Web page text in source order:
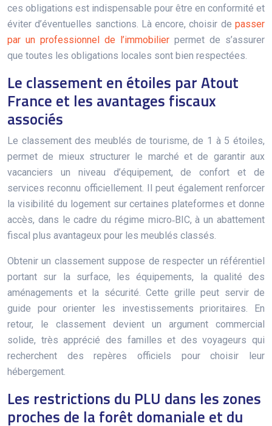
ces obligations est indispensable pour être en conformité et
éviter d’éventuelles sanctions. Là encore, choisir de passer
par un professionnel de l’immobilier permet de s’assurer
que toutes les obligations locales sont bien respectées.
Le classement en étoiles par Atout
France et les avantages fiscaux
associés
Le classement des meublés de tourisme, de 1 à 5 étoiles,
permet de mieux structurer le marché et de garantir aux
vacanciers un niveau d’équipement, de confort et de
services reconnu officiellement. Il peut également renforcer
la visibilité du logement sur certaines plateformes et donne
accès, dans le cadre du régime micro‑BIC, à un abattement
fiscal plus avantageux pour les meublés classés.
Obtenir un classement suppose de respecter un référentiel
portant sur la surface, les équipements, la qualité des
aménagements et la sécurité. Cette grille peut servir de
guide pour orienter les investissements prioritaires. En
retour, le classement devient un argument commercial
solide, très apprécié des familles et des voyageurs qui
recherchent des repères officiels pour choisir leur
hébergement.
Les restrictions du PLU dans les zones
proches de la forêt domaniale et du